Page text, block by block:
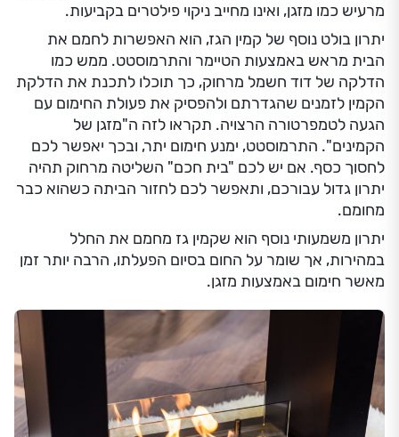
מרעיש כמו מזגן, ואינו מחייב ניקוי פילטרים בקביעות.
יתרון בולט נוסף של קמין הגז, הוא האפשרות לחמם את
הבית מראש באמצעות הטיימר והתרמוסטט. ממש כמו
הדלקה של דוד חשמל מרחוק, כך תוכלו לתכנת את הדלקת
הקמין לזמנים שהגדרתם ולהפסיק את פעולת החימום עם
הגעה לטמפרטורה הרצויה. תקראו לזה ה"מזגן של
הקמינים". התרמוסטט, ימנע חימום יתר, ובכך יאפשר לכם
לחסוך כסף. אם יש לכם "בית חכם" השליטה מרחוק תהיה
יתרון גדול עבורכם, ותאפשר לכם לחזור הביתה כשהוא כבר
מחומם.
יתרון משמעותי נוסף הוא שקמין גז מחמם את החלל
במהירות, אך שומר על החום בסיום הפעלתו, הרבה יותר זמן
מאשר חימום באמצעות מזגן.